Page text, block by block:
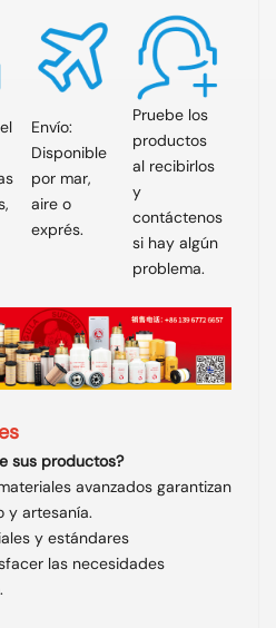
Envío:
Disponible
por mar,
aire o
exprés.
Pruebe los
productos
al recibirlos
y
contáctenos
si hay algún
problema.
sus productos?
avanzados garantizan
y artesanía.
y estándares
las necesidades